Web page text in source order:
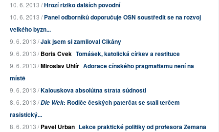
10. 6. 2013 /Hrozí riziko dalších povodní
10. 6. 2013 /Panel odborníků doporučuje OSN soustředit se na rozvoj
velkého byzn...
9. 6. 2013 /Jak jsem si zamiloval Cikány
9. 6. 2013 /Boris Cvek Tomášek, katolická církev a restituce
9. 6. 2013 /Miroslav Uhlíř Adorace čínského pragmatismu není na
místě
9. 6. 2013 /Kalouskova absolútna strata súdnosti
8. 6. 2013 /Die Welt: Rodiče českých paterčat se stali terčem
rasistický...
8. 6. 2013 /Pavel Urban Lekce praktické politiky od profesora Zemana